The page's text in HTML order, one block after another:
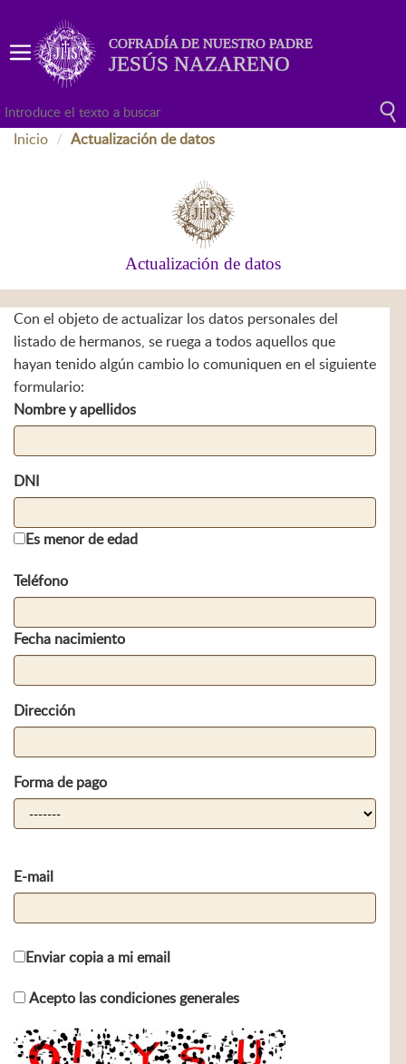
COFRADÍA DE NUESTRO PADRE
JESÚS NAZARENO
Inicio Actualización de datos
Actualización de datos
Con el objeto de actualizar los datos personales del
listado de hermanos, se ruega a todos aquellos que
hayan tenido algún cambio lo comuniquen en el siguiente
formulario:
Nombre y apellidos
DNI
Es menor de edad
Teléfono
Fecha nacimiento
Dirección
Forma de pago
E-mail
Enviar copia a mi email
Acepto las condiciones generales